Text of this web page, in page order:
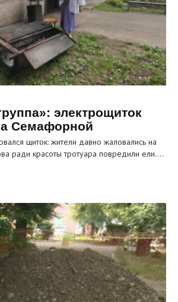
электрощиток
Семафорной
щиток: жители давно жаловались на
ради красоты тротуара повредили ели.…